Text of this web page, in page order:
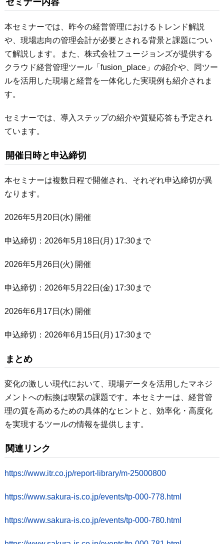
セミナー内容
本セミナーでは、昨今の経営管理におけるトレンド解説
や、現場志向の管理会計が必要とされる背景と課題につい
て解説します。また、株式会社フュージョンズが提供する
クラウド経営管理ツール「fusion_place」の紹介や、同ツー
ルを活用した現場と経営を一体化した実現例も紹介されま
す。
セミナーでは、導入ステップの紹介や質疑応答も予定され
ています。
開催日時と申込締切
本セミナーは複数日程で開催され、それぞれ申込締切が異
なります。
2026年5月20日(水) 開催
申込締切：2026年5月18日(月) 17:30まで
2026年5月26日(火) 開催
申込締切：2026年5月22日(金) 17:30まで
2026年6月17日(水) 開催
申込締切：2026年6月15日(月) 17:30まで
まとめ
変化の激しい現代において、現場データを活用したマネジ
メントへの転換は喫緊の課題です。本セミナーは、経営管
理の質を高めるための具体的なヒントと、効率化・高度化
を実現するツールの情報を提供します。
関連リンク
https://www.itr.co.jp/report-library/m-25000800
https://www.sakura-is.co.jp/events/tp-000-778.html
https://www.sakura-is.co.jp/events/tp-000-780.html